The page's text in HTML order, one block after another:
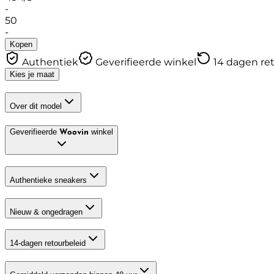
-
50
-
Kopen
Authentiek Geverifieerde winkel 14 dagen
Kies je maat
Over dit model
Geverifieerde Woovin winkel
Authentieke sneakers
Nieuw & ongedragen
14-dagen retourbeleid